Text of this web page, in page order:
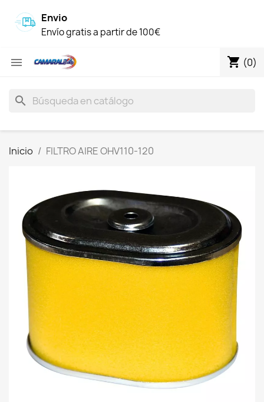
Envio
Envío gratis a partir de 100€
 shopping_cart (0)
search
Inicio FILTRO AIRE OHV110-120